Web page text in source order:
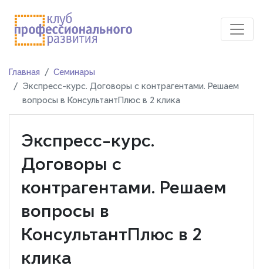
Главная
Семинары
Экспресс-курс. Договоры с контрагентами. Решаем
вопросы в КонсультантПлюс в 2 клика
Экспресс-курс.
Договоры с
контрагентами. Решаем
вопросы в
КонсультантПлюс в 2
клика